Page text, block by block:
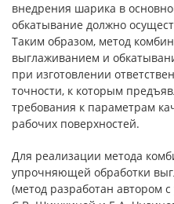
внедрения шарика в
обкатывание должно
Таким образом, метод
выглаживанием и
при изготовлении
точности, к которым
требования к параметрам
рабочих поверхностей.
Для реализации метода
упрочняющей обработки
(метод разработан автором